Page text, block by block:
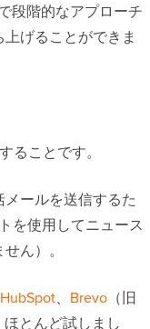
段階的なアプローチ
げることができま
ることです。
ールを送信するた
を使用してニュース
ん）。
HubSpot、 Brevo （旧
とんど試しまし